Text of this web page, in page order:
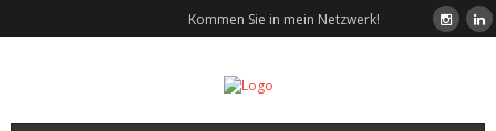
Kommen Sie in mein Netzwerk!